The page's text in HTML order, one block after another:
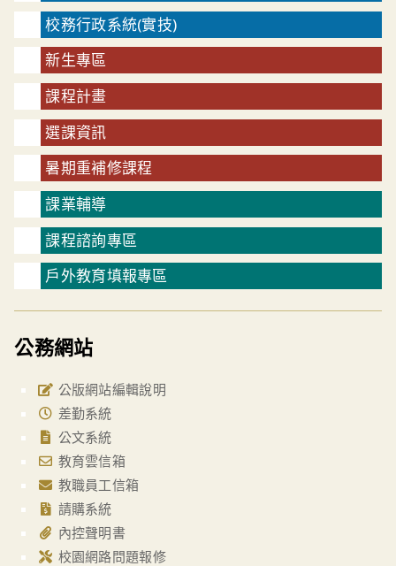
校務行政系統(實技)
新生專區
課程計畫
選課資訊
暑期重補修課程
課業輔導
課程諮詢專區
戶外教育填報專區
公務網站
公版網站編輯說明
差勤系統
公文系統
教育雲信箱
教職員工信箱
請購系統
內控聲明書
校園網路問題報修